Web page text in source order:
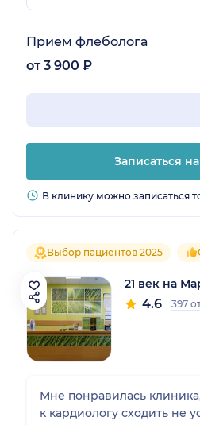
вакцинациями:
правильно высчитал дату
Прием флеболога
от 3 900 ₽
Записаться
В клинику можно записаться
Выбор пациентов 2025
21 век на
4.6 397
Мне понравилась
к кардиологу сходить не